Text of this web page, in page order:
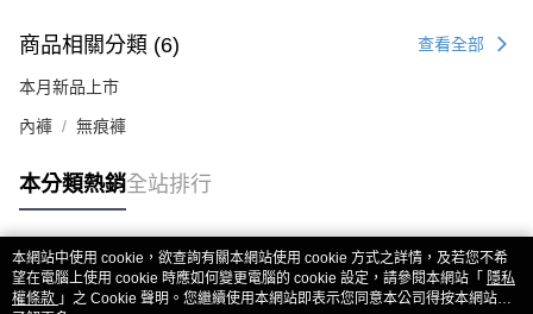
商品相關分類 (6) 查看全部
本月新品上市
內褲 無痕褲
本分類熱銷全站排行
熱門標籤
本網站中使用 cookie，欲查詢有關本網站使用 cookie 方式之詳情，及若您不希
望在電腦上使用 cookie 時應如何變更電腦的 cookie 設定，請參閱本網站「 隱私
權條款 」之 Cookie 聲明。您繼續使用本網站即表示您同意本公司得按本網站使